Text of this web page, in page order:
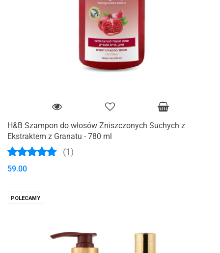
H&B Szampon do włosów Zniszczonych Suchych z
Ekstraktem z Granatu - 780 ml
(1)
59.00
POLECAMY